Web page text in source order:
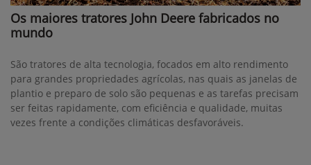
Os maiores tratores John Deere fabricados no
mundo
São tratores de alta tecnologia, focados em alto rendimento
para grandes propriedades agrícolas, nas quais as janelas de
plantio e preparo de solo são pequenas e as tarefas precisam
ser feitas rapidamente, com eficiência e qualidade, muitas
vezes frente a condições climáticas desfavoráveis.